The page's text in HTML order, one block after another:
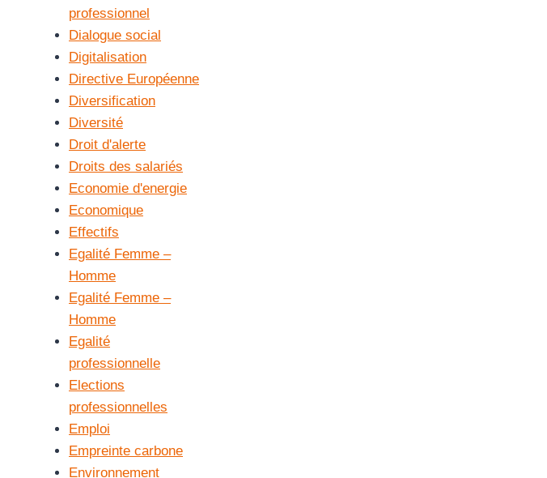
professionnel
Dialogue social
Digitalisation
Directive Européenne
Diversification
Diversité
Droit d'alerte
Droits des salariés
Economie d'energie
Economique
Effectifs
Egalité Femme –
Homme
Egalité Femme –
Homme
Egalité
professionnelle
Elections
professionnelles
Emploi
Empreinte carbone
Environnement